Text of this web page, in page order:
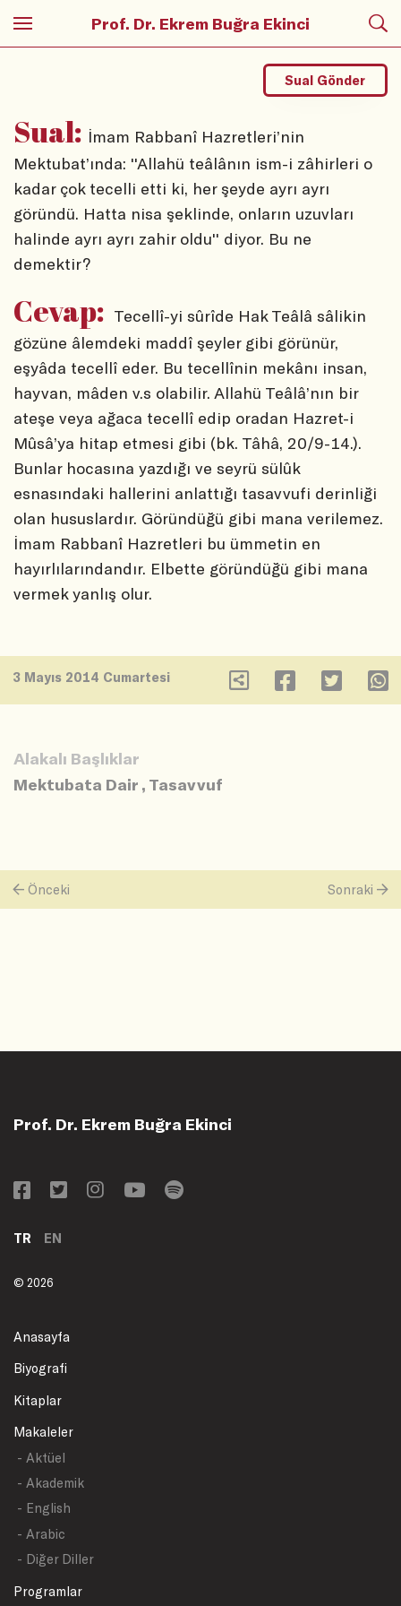
Prof. Dr. Ekrem Buğra Ekinci
Sual: İmam Rabbanî Hazretleri’nin
Mektubat’ında: ''Allahü teâlânın ism-i zâhirleri o
kadar çok tecelli etti ki, her şeyde ayrı ayrı
göründü. Hatta nisa şeklinde, onların uzuvları
halinde ayrı ayrı zahir oldu'' diyor. Bu ne
demektir?
Sual Gönder
Cevap: Tecellî-yi sûrîde Hak Teâlâ sâlikin
gözüne âlemdeki maddî şeyler gibi görünür,
eşyâda tecellî eder. Bu tecellînin mekânı insan,
hayvan, mâden v.s olabilir. Allahü Teâlâ’nın bir
ateşe veya ağaca tecellî edip oradan Hazret-i
Mûsâ’ya hitap etmesi gibi (bk. Tâhâ, 20/9-14.).
Bunlar hocasına yazdığı ve seyrü sülûk
esnasındaki hallerini anlattığı tasavvufi derinliği
olan hususlardır. Göründüğü gibi mana verilemez.
İmam Rabbanî Hazretleri bu ümmetin en
hayırlılarındandır. Elbette göründüğü gibi mana
vermek yanlış olur.
3 Mayıs 2014 Cumartesi
Alakalı Başlıklar
Mektubata Dair , Tasavvuf
Önceki Sonraki
Prof. Dr. Ekrem Buğra Ekinci
TR EN
© 2026
Anasayfa
Biyografi
Kitaplar
Makaleler
- Aktüel
- Akademik
- English
- Arabic
- Diğer Diller
Programlar